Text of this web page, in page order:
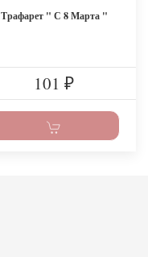
Трафарет " С 8 Марта "
101 ₽